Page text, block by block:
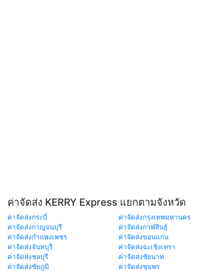
ค่าจัดส่ง KERRY Express แยกตามจังหวัด
ค่าจัดส่งกระบี่
ค่าจัดส่งกรุงเทพมหานคร
ค่าจัดส่งกาญจนบุรี
ค่าจัดส่งกาฬสินธุ์
ค่าจัดส่งกำแพงเพชร
ค่าจัดส่งขอนแก่น
ค่าจัดส่งจันทบุรี
ค่าจัดส่งฉะเชิงเทรา
ค่าจัดส่งชลบุรี
ค่าจัดส่งชัยนาท
ค่าจัดส่งชัยภูมิ
ค่าจัดส่งชุมพร